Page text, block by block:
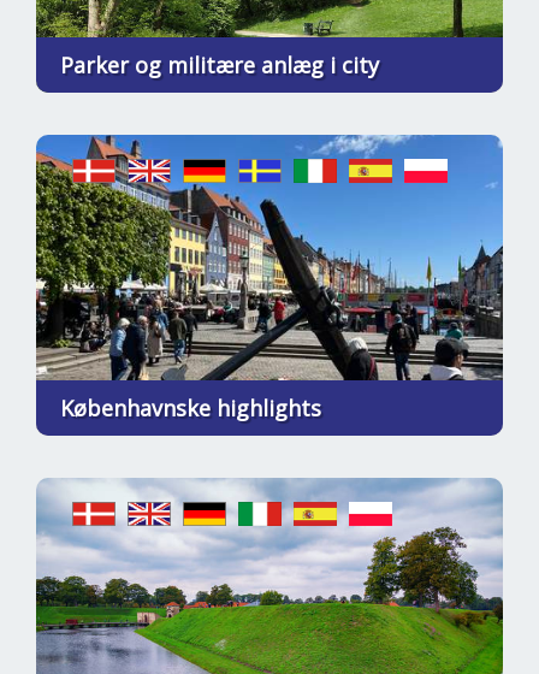
Parker og militære anlæg i city
Københavnske highlights